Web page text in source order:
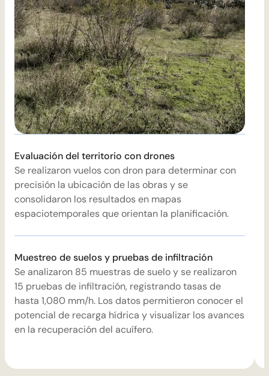
Evaluación del territorio con drones
Se realizaron vuelos con dron para determinar con
precisión la ubicación de las obras y se
consolidaron los resultados en mapas
espaciotemporales que orientan la planificación.
Muestreo de suelos y pruebas de infiltración
Se analizaron 85 muestras de suelo y se realizaron
15 pruebas de infiltración, registrando tasas de
hasta 1,080 mm/h. Los datos permitieron conocer el
potencial de recarga hídrica y visualizar los avances
en la recuperación del acuífero.